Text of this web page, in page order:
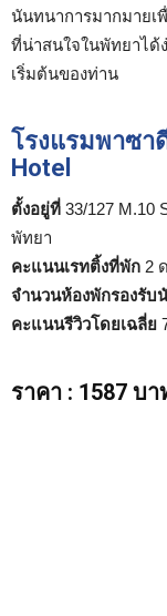
นันทนาการมากมายเ
ที่น่าสนใจในพัทยาได้
เริ่มต้นของท่าน
โรงแรมพาซา
Hotel
ตั้งอยู่ที่ 33/127 M.10
พัทยา
คะแนนเรทติ้งที่พัก 2
จำนวนห้องพักรองรับ
คะแนนรีวิวโดยเฉลี่ย
ราคา : 1587 บา